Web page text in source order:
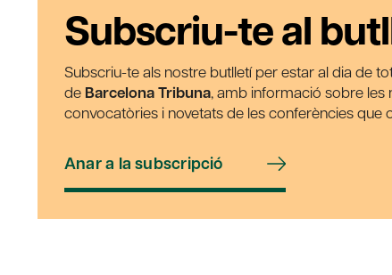
Subscriu-te al
Subscriu-te als nostre butlletí per estar al dia de
de Barcelona Tribuna, amb informació sobre les
convocatòries i novetats de les conferències que
Anar a la subscripció